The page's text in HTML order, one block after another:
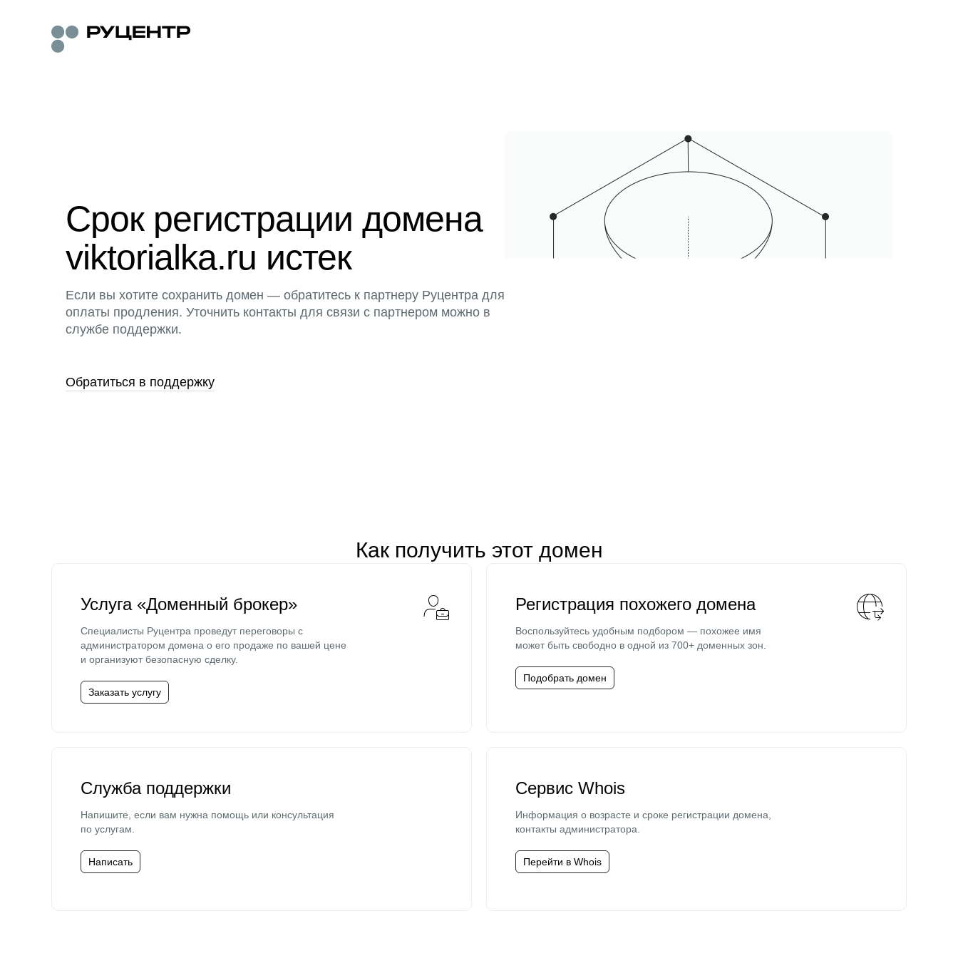
Срок регистрации домена
viktorialka.ru истек
Если вы хотите сохранить домен — обратитесь к партнеру Руцентра для
оплаты продления. Уточнить контакты для связи с партнером можно в
службе поддержки.
Обратиться в поддержку
Как получить этот домен
Услуга «Доменный брокер»
Специалисты Руцентра проведут переговоры с
администратором домена о его продаже по вашей цене
и организуют безопасную сделку.
Заказать услугу
Регистрация похожего домена
Воспользуйтесь удобным подбором — похожее имя
может быть свободно в одной из 700+ доменных зон.
Подобрать домен
Служба поддержки
Напишите, если вам нужна помощь или консультация
по услугам.
Написать
Сервис Whois
Информация о возрасте и сроке регистрации домена,
контакты администратора.
Перейти в Whois